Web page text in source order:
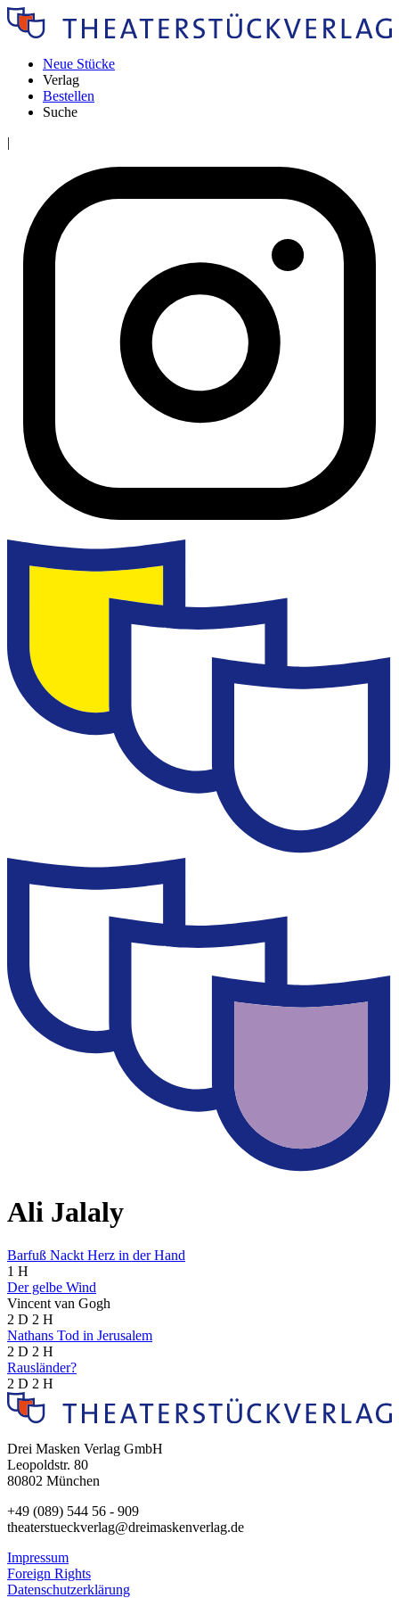
Neue Stücke
Verlag
Bestellen
Suche
|
Ali Jalaly
Barfuß Nackt Herz in der Hand
1 H
Der gelbe Wind
Vincent van Gogh
2 D 2 H
Nathans Tod in Jerusalem
2 D 2 H
Rausländer?
2 D 2 H
Drei Masken Verlag GmbH
Leopoldstr. 80
80802 München
+49 (089) 544 56 - 909
theaterstueckverlag@dreimaskenverlag.de
Impressum
Foreign Rights
Datenschutzerklärung